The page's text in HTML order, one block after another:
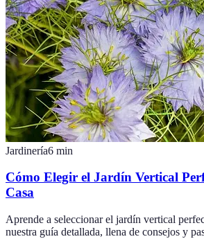
Jardinería6 min
Cómo Elegir el Jardín Vertical
Casa
Aprende a seleccionar el jardín vertical
nuestra guía detallada, llena de consejos y